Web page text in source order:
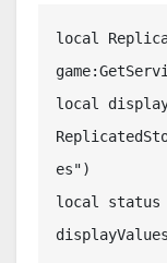
local
local
es")
local status